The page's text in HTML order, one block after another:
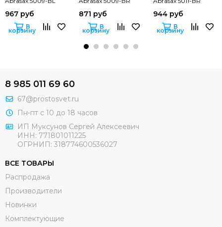
967 руб
В
корзину
871 руб
В
корзину
944 руб
В
корзину
8 985 011 69 60
67@prostosvet.ru
Пн-пт с 10 до 18 часов
ИП Муксунов Сергей Алексеевич
ИНН: 771801011225
ОГРНИП: 318774600536027
ВСЕ ТОВАРЫ
Распродажа
Производители
Новинки
Комплектующие